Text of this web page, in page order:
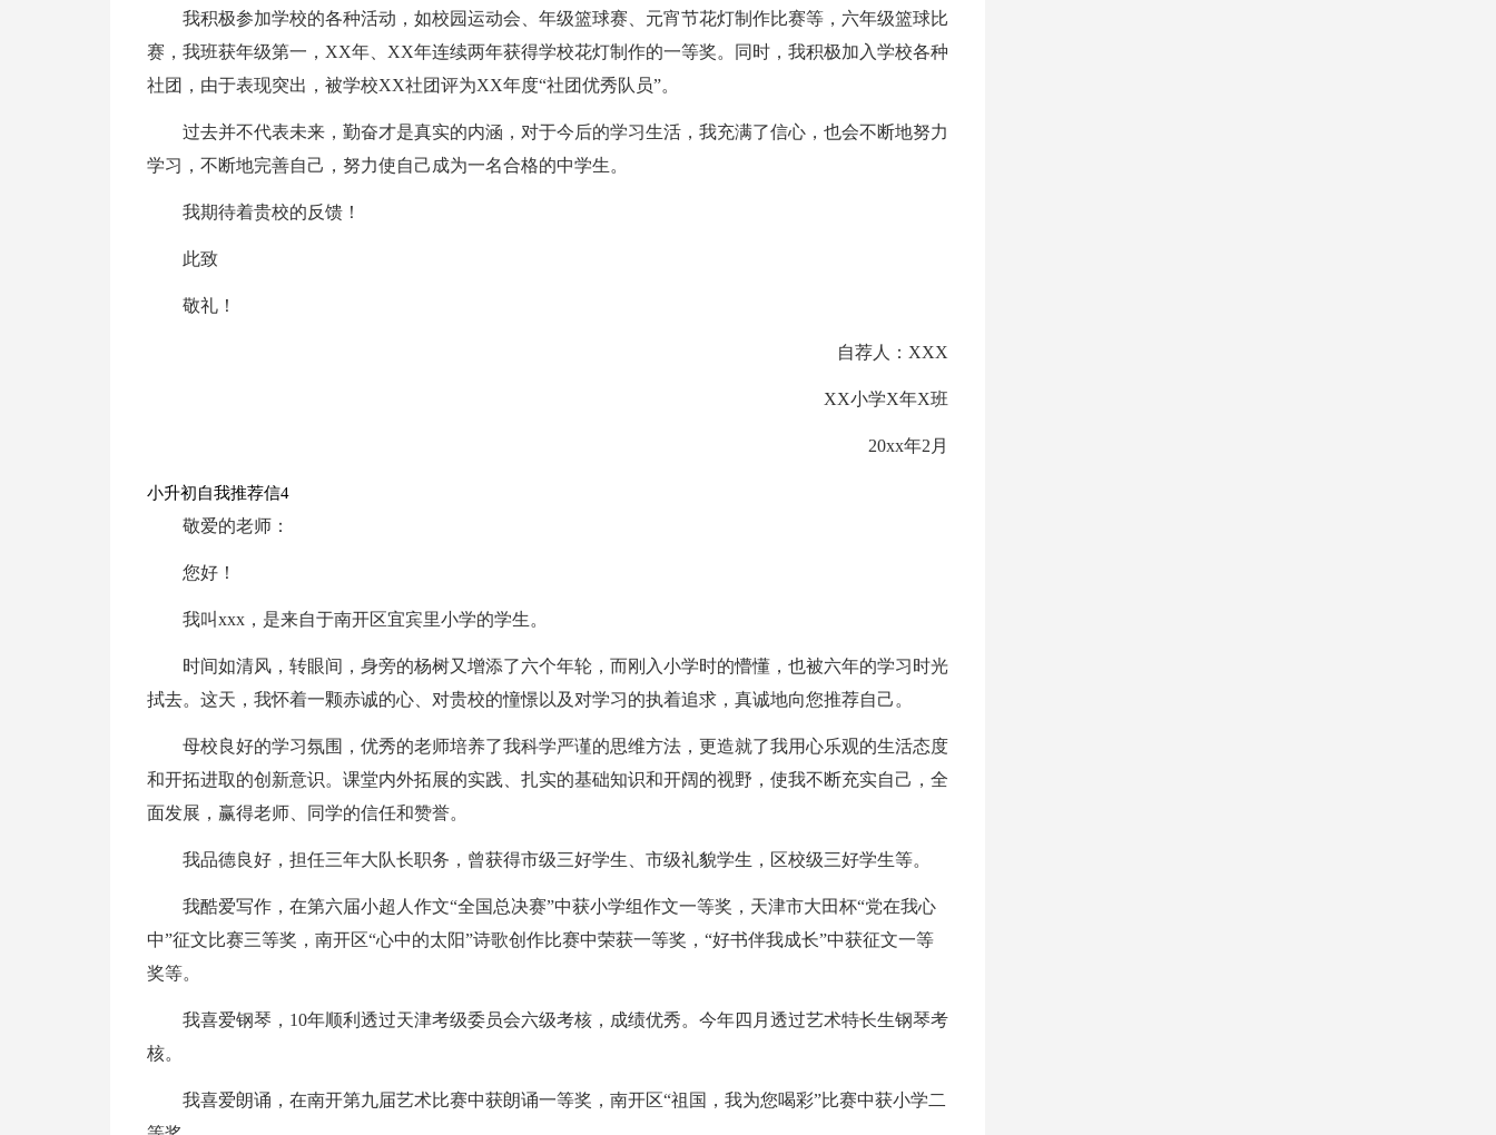
我积极参加学校的各种活动，如校园运动会、年级篮球赛、元宵节花灯制作比赛等，六年级篮球比
赛，我班获年级第一，XX年、XX年连续两年获得学校花灯制作的一等奖。同时，我积极加入学校各种
社团，由于表现突出，被学校XX社团评为XX年度“社团优秀队员”。
过去并不代表未来，勤奋才是真实的内涵，对于今后的学习生活，我充满了信心，也会不断地努力
学习，不断地完善自己，努力使自己成为一名合格的中学生。
我期待着贵校的反馈！
此致
敬礼！
自荐人：XXX
XX小学X年X班
20xx年2月
小升初自我推荐信4
敬爱的老师：
您好！
我叫xxx，是来自于南开区宜宾里小学的学生。
时间如清风，转眼间，身旁的杨树又增添了六个年轮，而刚入小学时的懵懂，也被六年的学习时光
拭去。这天，我怀着一颗赤诚的心、对贵校的憧憬以及对学习的执着追求，真诚地向您推荐自己。
母校良好的学习氛围，优秀的老师培养了我科学严谨的思维方法，更造就了我用心乐观的生活态度
和开拓进取的创新意识。课堂内外拓展的实践、扎实的基础知识和开阔的视野，使我不断充实自己，全
面发展，赢得老师、同学的信任和赞誉。
我品德良好，担任三年大队长职务，曾获得市级三好学生、市级礼貌学生，区校级三好学生等。
我酷爱写作，在第六届小超人作文“全国总决赛”中获小学组作文一等奖，天津市大田杯“党在我心
中”征文比赛三等奖，南开区“心中的太阳”诗歌创作比赛中荣获一等奖，“好书伴我成长”中获征文一等
奖等。
我喜爱钢琴，10年顺利透过天津考级委员会六级考核，成绩优秀。今年四月透过艺术特长生钢琴考
核。
我喜爱朗诵，在南开第九届艺术比赛中获朗诵一等奖，南开区“祖国，我为您喝彩”比赛中获小学二